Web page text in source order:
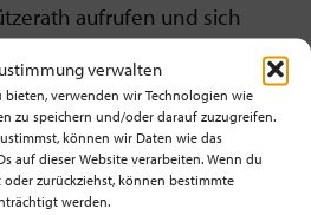
verwalten
bieten, verwenden wir Technologien wie
zu speichern und/oder darauf zuzugreifen.
können wir Daten wie das
auf dieser Website verarbeiten. Wenn du
zurückziehst, können bestimmte
werden.
aufrufen und sich
das Plädoyer für ein
Aktivismus.
Bandbreite politischer
Öffentlichkeitswirksamer